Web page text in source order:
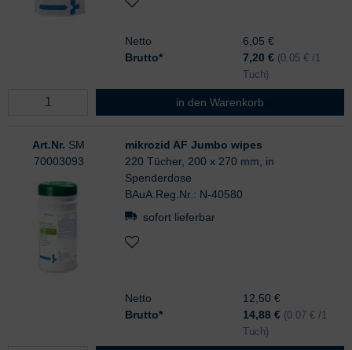
Netto
6,05 €
Brutto*
7,20 € (0.05 € /1
Tuch)
mikrozid AF wipes Nachfüllpack
in den Warenkorb
Art.Nr. SM
70003093
mikrozid AF Jumbo wipes
220 Tücher, 200 x 270 mm, in
Spenderdose
BAuA.Reg.Nr.: N-40580
sofort lieferbar
Netto
12,50 €
Brutto*
14,88 € (0.07 € /1
Tuch)